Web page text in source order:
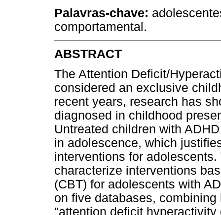
Palavras-chave:
comportamental.
ABSTRACT
The Attention Deficit/
considered an exclusive
recent years, research has
diagnosed in childhood
Untreated children with
in adolescence, which
interventions for
characterize interventions
(CBT) for adolescents with
on five databases,
"attention deficit